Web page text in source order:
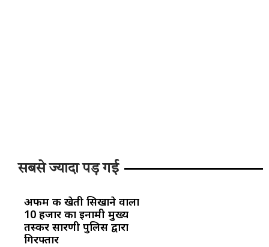
सबसे ज्यादा पड़ गई
अफीम की खेती सिखाने वाला
10 हजार का इनामी मुख्य
तस्कर सारणी पुलिस द्वारा
गिरफ्तार